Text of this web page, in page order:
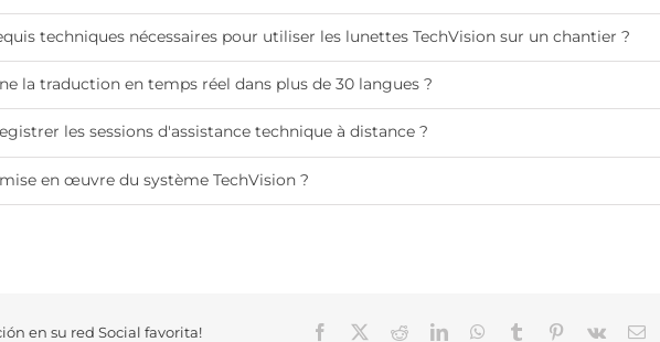
techniques nécessaires pour utiliser les lunettes TechVision sur un chantier ?
la traduction en temps réel dans plus de 30 langues ?
les sessions d'assistance technique à distance ?
en œuvre du système TechVision ?
en su red Social favorita! Facebook RedditLinkedInWhatsApp
Tumblr Pinterest
Vk